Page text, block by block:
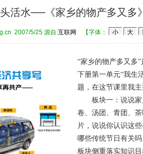
活水──《家乡的物产多又多
2007/5/25 源自:互联网 【字体：
“家乡的物产多又多
下册第一单元“我生
题，在这节课里我主
板块一：说说家
卷、汤团、青团、
片，说说你认识这
哪些传统节日有关
板块侧重落实知识